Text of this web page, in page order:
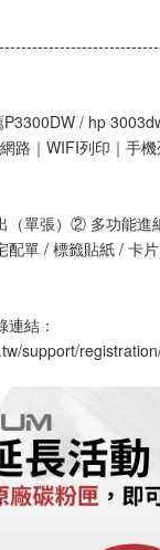
/ hp
路｜WIFI列印｜手機
（單張）② 多功能進
配單 / 標籤貼紙 / 卡
結：
support/